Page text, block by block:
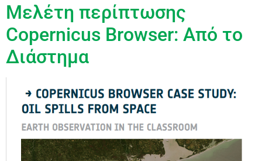
Μελέτη περίπτωσης
Copernicus Browser: Από το
Διάστημα